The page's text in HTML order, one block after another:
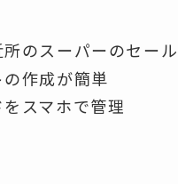
のスーパーのセー
作成が簡単
スマホで管理